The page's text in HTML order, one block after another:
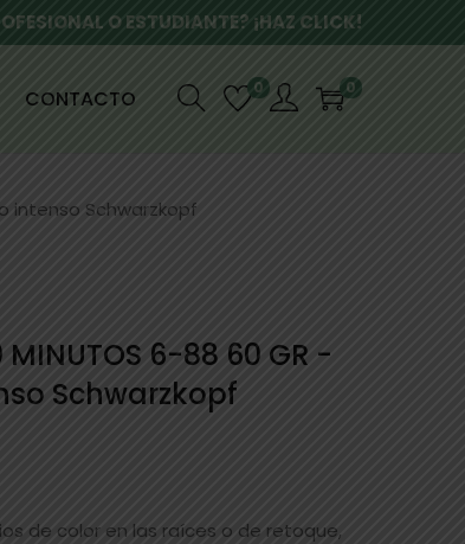
O ESTUDIANTE? ¡HAZ CLICK!
CONTACTO 0 0
intenso Schwarzkopf
MINUTOS 6-88 60 GR -
Schwarzkopf
de color en las raíces o de retoque,